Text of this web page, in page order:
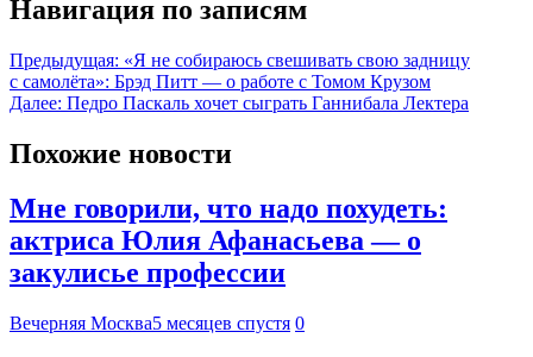
Навигация по записям
Предыдущая: «Я не собираюсь свешивать свою задницу
с самолёта»: Брэд Питт — о работе с Томом Крузом
Далее: Педро Паскаль хочет сыграть Ганнибала Лектера
Похожие новости
Мне говорили, что надо похудеть:
актриса Юлия Афанасьева — о
закулисье профессии
Вечерняя Москва5 месяцев спустя 0